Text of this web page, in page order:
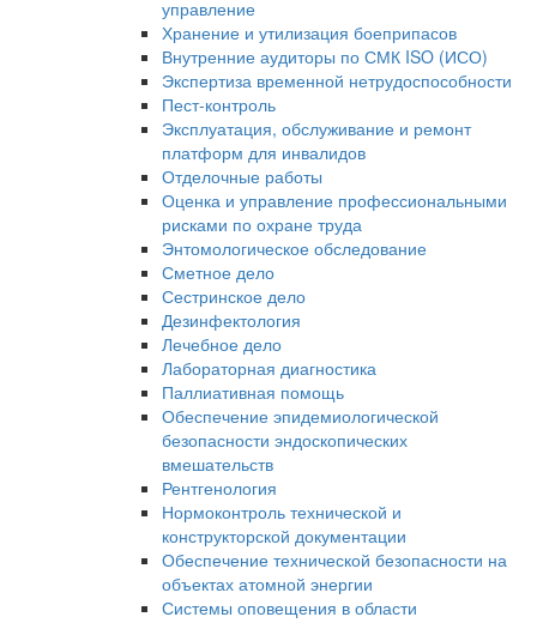
управление
Хранение и утилизация боеприпасов
Внутренние аудиторы по СМК ISO (ИСО)
Экспертиза временной нетрудоспособности
Пест-контроль
Эксплуатация, обслуживание и ремонт
платформ для инвалидов
Отделочные работы
Оценка и управление профессиональными
рисками по охране труда
Энтомологическое обследование
Сметное дело
Сестринское дело
Дезинфектология
Лечебное дело
Лабораторная диагностика
Паллиативная помощь
Обеспечение эпидемиологической
безопасности эндоскопических
вмешательств
Рентгенология
Нормоконтроль технической и
конструкторской документации
Обеспечение технической безопасности на
объектах атомной энергии
Системы оповещения в области